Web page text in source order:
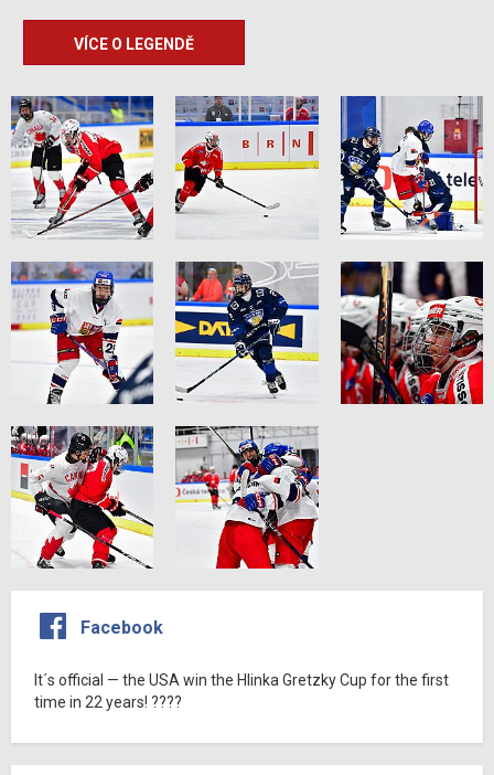
VÍCE O LEGENDĚ
Facebook
It´s official — the USA win the Hlinka Gretzky Cup for the first
time in 22 years! ????